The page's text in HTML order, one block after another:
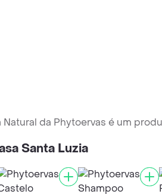
da Phytoervas é um
Santa Luzia